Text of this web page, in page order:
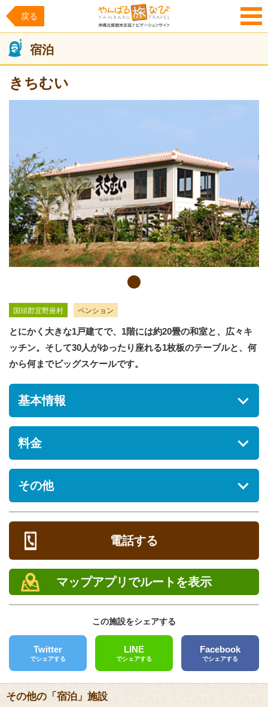
戻る
MENU
宿泊
きちむい
国頭郡宜野座村 ペンション
とにかく大きな1戸建てで、1階には約20畳の和室と、広々キ
ッチン。そして30人がゆったり座れる1枚板のテーブルと、何
から何までビッグスケールです。
基本情報
住所
沖縄県国頭郡宜野座村宜野座1480
駐車場
[あり] 無料
営業時間
定休日
090-5285-9613
FAX
バリアフリー
送迎サービス
料金
合せください。
イプ
員
期間
ン料金
ン料金
事
/ 人
その他
ペット
チェックイン/アウト 電話する
マップアプリでルートを表示
この施設をシェアする
Twitter
でシェアする
LINE
でシェアする
Facebook
でシェアする
その他の「宿泊」施設